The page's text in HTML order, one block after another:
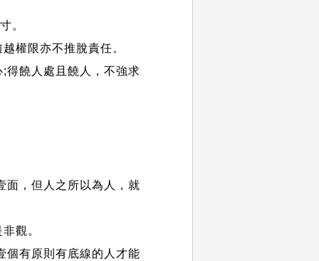
。
權限亦不推脫責任。
得饒人處且饒人，不強求
，但人之所以為人，就
觀。
個有原則有底線的人才能